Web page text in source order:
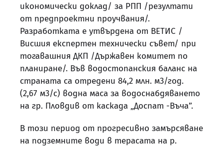
икономически доклад/ за РПП /резултати
от предпроектни проучвания/.
Разработката е утвърдена от ВЕТИС /
Висшия експертен технически съвет/ при
тогавашния ДКП /Държавен комитет по
планиране/. Във водостопанския баланс на
страната са отредени 84,2 млн. м3/год.
(2,67 м3/с) водна маса за водоснабдяването
на гр. Пловдив от каскада „Доспат -Въча”.
В този период от прогресивно замърсяване
на подземните води в терасата на р.